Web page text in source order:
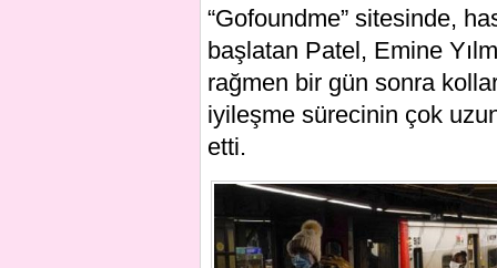
“Gofoundme” sitesinde,
başlatan Patel, Emine
rağmen bir gün sonra
iyileşme sürecinin çok
etti.